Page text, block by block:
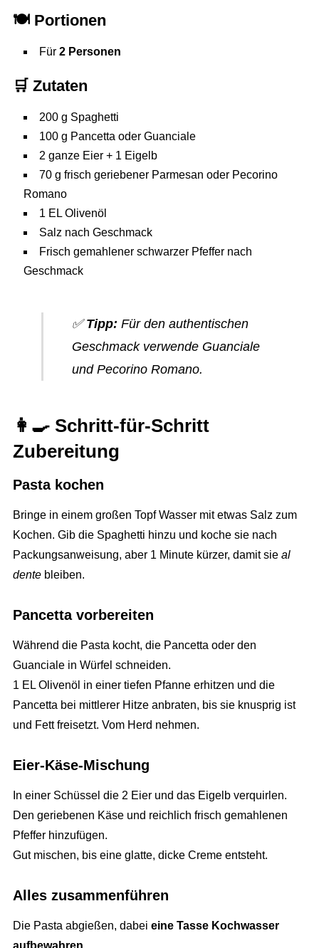
🍽️ Portionen
Für 2 Personen
🛒 Zutaten
200 g Spaghetti
100 g Pancetta oder Guanciale
2 ganze Eier + 1 Eigelb
70 g frisch geriebener Parmesan oder Pecorino
Romano
1 EL Olivenöl
Salz nach Geschmack
Frisch gemahlener schwarzer Pfeffer nach
Geschmack
✅Tipp: Für den authentischen
Geschmack verwende Guanciale
und Pecorino Romano.
👩‍🍳 Schritt-für-Schritt
Zubereitung
Pasta kochen
Bringe in einem großen Topf Wasser mit etwas Salz zum
Kochen. Gib die Spaghetti hinzu und koche sie nach
Packungsanweisung, aber 1 Minute kürzer, damit sie al
dentebleiben.
Pancetta vorbereiten
Während die Pasta kocht, die Pancetta oder den
Guanciale in Würfel schneiden.
1 EL Olivenöl in einer tiefen Pfanne erhitzen und die
Pancetta bei mittlerer Hitze anbraten, bis sie knusprig ist
und Fett freisetzt. Vom Herd nehmen.
Eier-Käse-Mischung
In einer Schüssel die 2 Eier und das Eigelb verquirlen.
Den geriebenen Käse und reichlich frisch gemahlenen
Pfeffer hinzufügen.
Gut mischen, bis eine glatte, dicke Creme entsteht.
Alles zusammenführen
Die Pasta abgießen, dabei eine Tasse Kochwasser
aufbewahren